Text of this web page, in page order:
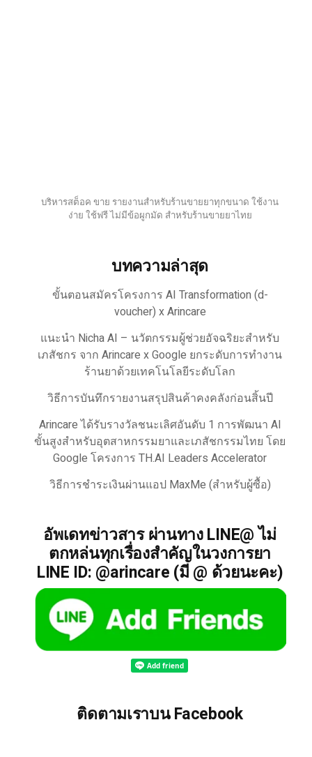
บริหารสต็อค ขาย รายงานสำหรับร้านขายยาทุกขนาด ใช้งาน
ง่าย ใช้ฟรี ไม่มีข้อผูกมัด สำหรับร้านขายยาไทย
บทความล่าสุด
ขั้นตอนสมัครโครงการ AI Transformation (d-
voucher) x Arincare
แนะนำ Nicha AI – นวัตกรรมผู้ช่วยอัจฉริยะสำหรับ
เภสัชกร จาก Arincare x Google ยกระดับการทำงาน
ร้านยาด้วยเทคโนโลยีระดับโลก
วิธีการบันทึกรายงานสรุปสินค้าคงคลังก่อนสิ้นปี
Arincare ได้รับรางวัลชนะเลิศอันดับ 1 การพัฒนา AI
ขั้นสูงสำหรับอุตสาหกรรมยาและเภสัชกรรมไทย โดย
Google โครงการ TH.AI Leaders Accelerator
วิธีการชำระเงินผ่านแอป MaxMe (สำหรับผู้ซื้อ)
อัพเดทข่าวสาร ผ่านทาง LINE@ ไม่
ตกหล่นทุกเรื่องสำคัญในวงการยา
LINE ID: @arincare (มี @ ด้วยนะคะ)
ติดตามเราบน Facebook